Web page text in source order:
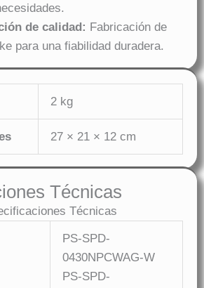
de calidad: Fabricación de
para una fiabilidad duradera.
2 kg
27 × 21 × 12 cm
Técnicas
Técnicas
PS-SPD-
0430NPCWAG-W
PS-SPD-